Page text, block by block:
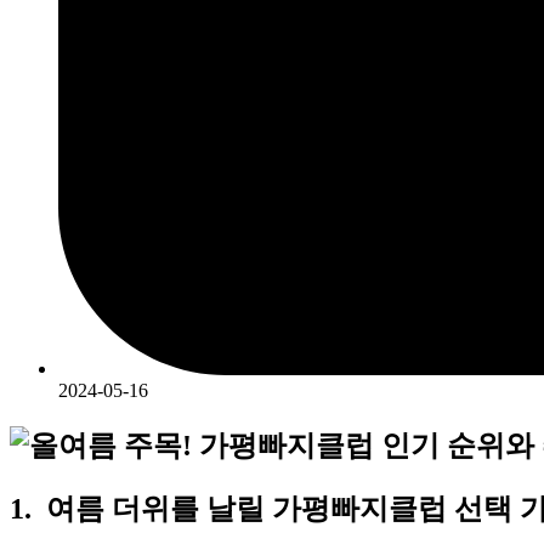
2024-05-16
1. 여름 더위를 날릴 가평빠지클럽 선택